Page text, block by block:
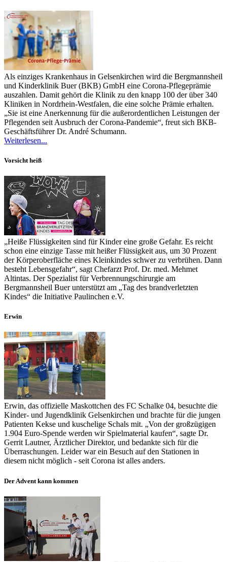
Als einziges Krankenhaus in Gelsenkirchen wird die Bergmannsheil
und Kinderklinik Buer (BKB) GmbH eine Corona-Pflegeprämie
auszahlen. Damit gehört die Klinik zu den knapp 100 der über 340
Kliniken in Nordrhein-Westfalen, die eine solche Prämie erhalten.
„Sie ist eine Anerkennung für die außerordentlichen Leistungen der
Pflegenden seit Ausbruch der Corona-Pandemie“, freut sich BKB-
Geschäftsführer Dr. André Schumann.
Weiterlesen...
Vorsicht heiß
„Heiße Flüssigkeiten sind für Kinder eine große Gefahr. Es reicht
schon eine einzige Tasse mit heißer Flüssigkeit aus, um 30 Prozent
der Körperoberfläche eines Kleinkindes schwer zu verbrühen. Dann
besteht Lebensgefahr“, sagt Chefarzt Prof. Dr. med. Mehmet
Altintas. Der Spezialist für Verbrennungschirurgie am
Bergmannsheil Buer unterstützt am „Tag des brandverletzten
Kindes“ die Initiative Paulinchen e.V.
Erwin
Erwin, das offizielle Maskottchen des FC Schalke 04, besuchte die
Kinder- und Jugendklinik Gelsenkirchen und brachte für die jungen
Patienten Kekse und kuschelige Schals mit. „Von der großzügigen
1.904 Euro-Spende werden wir Spielmaterial kaufen“, sagte Dr.
Gerrit Lautner, Ärztlicher Direktor, und bedankte sich für die
Überraschungen. Leider war ein Besuch auf den Stationen in
diesem nicht möglich - seit Corona ist alles anders.
Der Advent kann kommen